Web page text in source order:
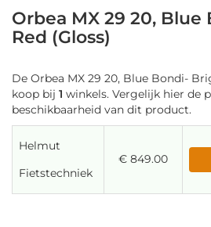
Orbea MX 29 20,
Red (Gloss)
De Orbea MX 29 20, Blue Bondi-
koop bij 1 winkels. Vergelijk hier de
beschikbaarheid van dit product.
Helmut
Fietstechniek
€ 849.00